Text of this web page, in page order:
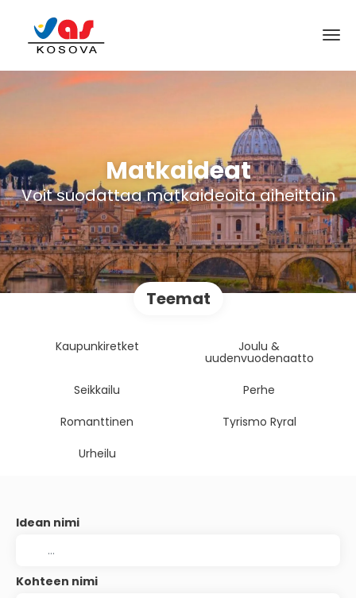
Matkaideat
Voit suodattaa matkaideoita aiheittain
Teemat
Kaupunkiretket Joulu &
uudenvuodenaatto
Seikkailu
Perhe
Romanttinen
Tyrismo Ryral
Urheilu
Idean nimi
Kohteen nimi